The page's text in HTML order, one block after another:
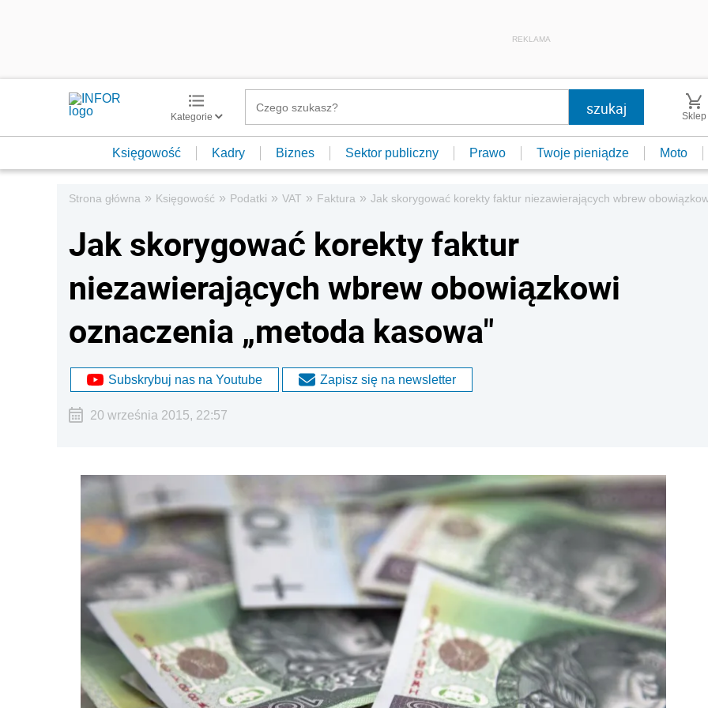
REKLAMA
Kategorie Sklep
Księgowość Kadry Biznes Sektor publiczny Prawo Twoje pieniądze Moto
Strona główna » Księgowość » Podatki » VAT » Faktura » Jak skorygować korekty faktur niezawierających wbrew
Jak skorygować korekty faktur
niezawierających wbrew obowiązkowi
oznaczenia „metoda kasowa"
Subskrybuj nas na Youtube Zapisz się na newsletter
20 września 2015, 22:57